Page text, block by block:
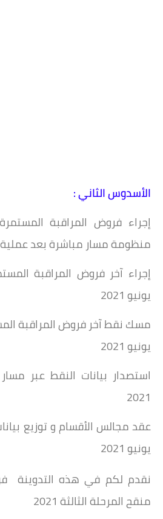
الأسدوس الثاني :
إجراء فروض المراقبة
منظومة مسار مباشرة بعد
يونيو 2021
يونيو 2021
2021
يونيو 2021
نقدم لكم في هذه التدوينة
منقح المرحلة الثالثة 2021